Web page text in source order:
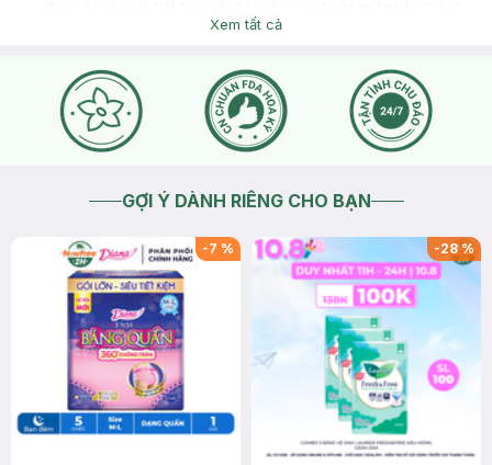
với chúng tôi" admin sẽ hỗ trợ mình ngay nhé. ☎ Hotline -Tư
Xem tất cả
GỢI Ý DÀNH RIÊNG CHO BẠN
-7 % -28%